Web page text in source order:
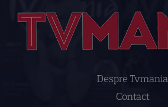
Despre Tvmania
Contact